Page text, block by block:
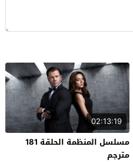
02:13:19
مسلسل المنظمة الحلقة 181
مترجم